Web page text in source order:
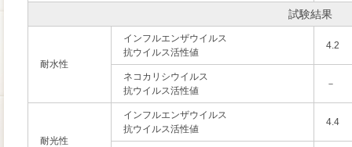
試験結果
耐水性
インフルエンザウイルス
抗ウイルス活性値
4.2
ネコカリシウイルス
抗ウイルス活性値
－
耐光性
インフルエンザウイルス
抗ウイルス活性値
4.4